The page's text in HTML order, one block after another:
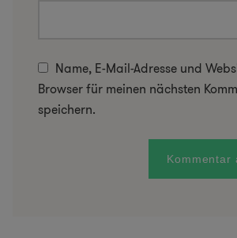
Name, E-Mail-Adresse und
Browser für meinen nächsten
speichern.